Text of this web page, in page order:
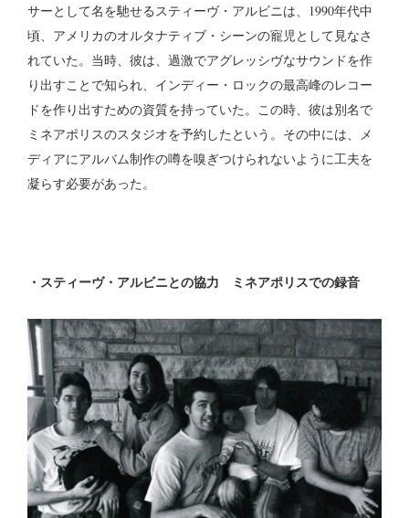
サーとして名を馳せるスティーヴ・アルビニは、1990年代中
頃、アメリカのオルタナティブ・シーンの寵児として見なさ
れていた。当時、彼は、過激でアグレッシヴなサウンドを作
り出すことで知られ、インディー・ロックの最高峰のレコー
ドを作り出すための資質を持っていた。この時、彼は別名で
ミネアポリスのスタジオを予約したという。その中には、メ
ディアにアルバム制作の噂を嗅ぎつけられないように工夫を
凝らす必要があった。
・スティーヴ・アルビニとの協力 ミネアポリスでの録音